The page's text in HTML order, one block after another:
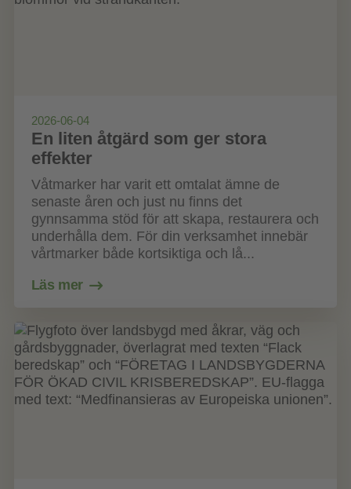
2026-06-04
En liten åtgärd som ger stora
effekter
Våtmarker har varit ett omtalat ämne de
senaste åren och just nu finns det
gynnsamma stöd för att skapa, restaurera och
underhålla dem. För din verksamhet innebär
vårtmarker både kortsiktiga och lå...
Läs mer